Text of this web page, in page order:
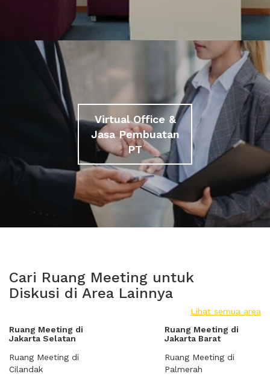
Virtual Office &
Jasa Pembuatan
PT
Cari Ruang Meeting untuk
Diskusi di Area Lainnya
Lihat semua area
Ruang Meeting di
Jakarta Selatan
Ruang Meeting di
Cilandak
Ruang Meeting di
Jakarta Barat
Ruang Meeting di
Palmerah